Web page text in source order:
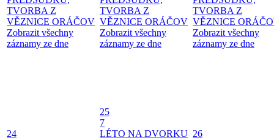
TVORBA Z
VĚZNICE ORÁČOV
Zobrazit všechny
záznamy ze dne
TVORBA Z
VĚZNICE ORÁČOV
Zobrazit všechny
záznamy ze dne
TVORBA Z
VĚZNICE
Zobrazit všechny
záznamy ze dne
24
25
7
LÉTO NA DVORKU 26